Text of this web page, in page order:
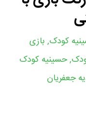
کودک, بازی
,حسینیه کودک
جعفریان